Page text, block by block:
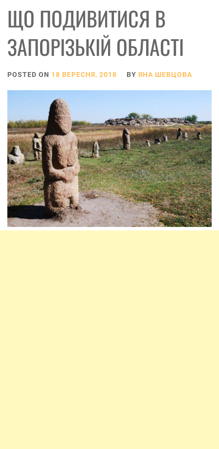
ЩО ПОДИВИТИСЯ В
ЗАПОРІЗЬКІЙ ОБЛАСТІ
POSTED ON 18 ВЕРЕСНЯ, 2018 BY ЯНА ШЕВЦОВА